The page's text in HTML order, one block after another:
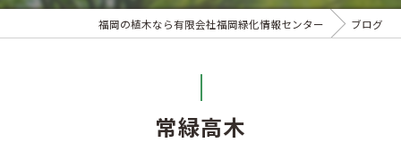
福岡の植木なら有限会社福岡緑化情報センター ブログ
常緑高木